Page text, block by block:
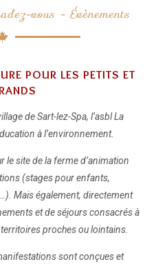
vous - Évènements
POUR LES PETITS ET
de Sart-lez-Spa, l’asbl La
à l’environnement.
le site de la ferme d’animation
(stages pour enfants,
Mais également, directement
et de séjours consacrés à
proches ou lointains.
sont conçues et